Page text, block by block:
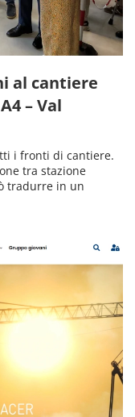
al cantiere
– Val
i fronti di cantiere.
tra stazione
tradurre in un